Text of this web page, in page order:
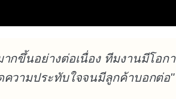
กขึ้นอย่างต่อเนื่อง ทีมงานมีโอก
วามประทับใจจนมีลูกค้าบอกต่อ"